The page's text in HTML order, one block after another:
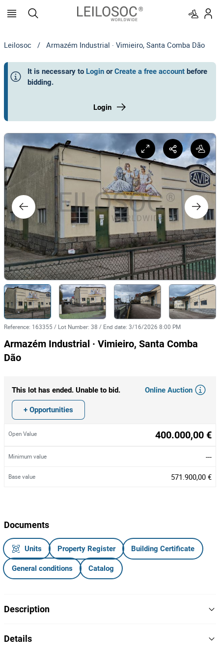
Leilosoc / Armazém Industrial · Vimieiro, Santa Comba Dão
It is necessary to Login or Create a free account before
bidding.
Login
Reference: 163355 / Lot Number: 38 / End date: 3/16/2026 8:00 PM
Armazém Industrial · Vimieiro, Santa Comba
Dão
This lot has ended. Unable to bid. Online Auction
+ Opportunities
Open Value 400.000,00 €
Minimum value ---
Base value 571.900,00 €
Documents
Units Property Register Building Certificate
General conditions Catalog
Description
cais, balança e escritórios recentes
Details